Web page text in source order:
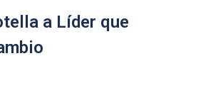
a Líder que